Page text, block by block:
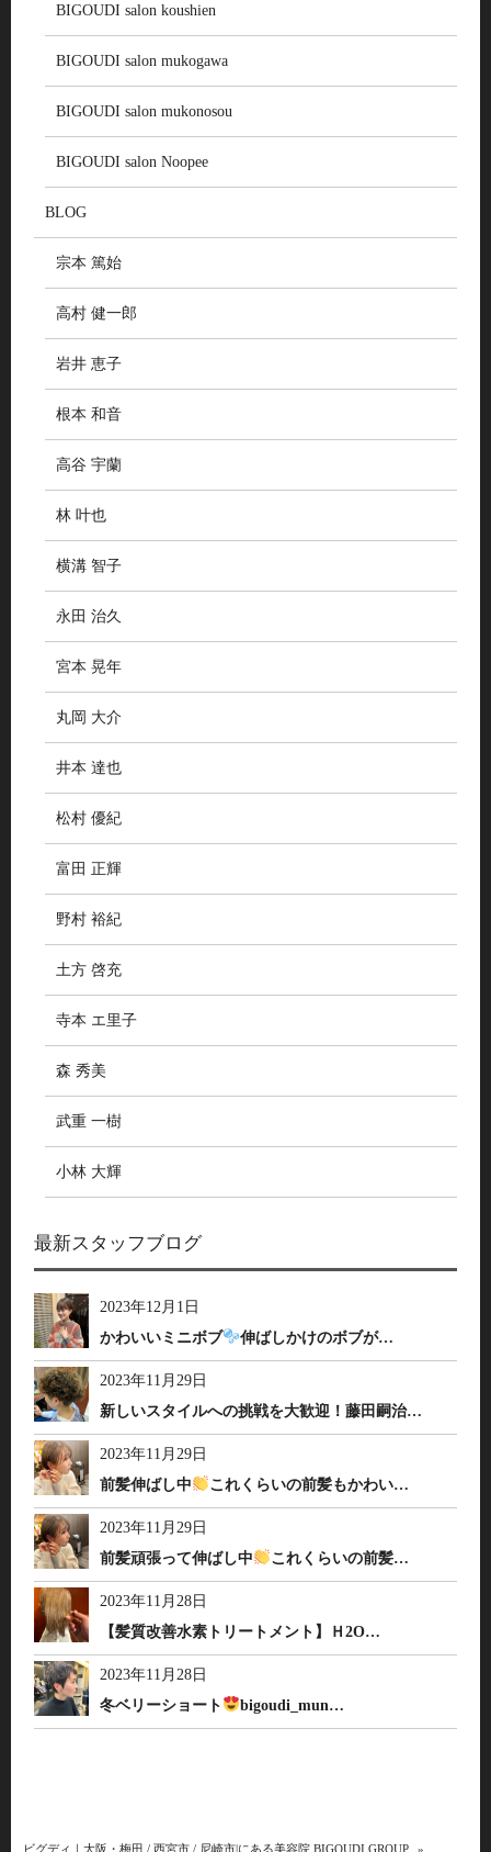
BIGOUDI salon koushien
BIGOUDI salon mukogawa
BIGOUDI salon mukonosou
BIGOUDI salon Noopee
BLOG
宗本 篤始
高村 健一郎
岩井 恵子
根本 和音
高谷 宇蘭
林 叶也
横溝 智子
永田 治久
宮本 晃年
丸岡 大介
井本 達也
松村 優紀
富田 正輝
野村 裕紀
土方 啓充
寺本 エ里子
森 秀美
武重 一樹
小林 大輝
最新スタッフブログ
2023年12月1日
かわいいミニボブ
伸ばしかけのボブが…
2023年11月29日
新しいスタイルへの挑戦を大歓迎！藤田嗣治…
2023年11月29日
前髪伸ばし中
これくらいの前髪もかわい…
2023年11月29日
前髪頑張って伸ばし中
これくらいの前髪…
2023年11月28日
【髪質改善水素トリートメント】Ｈ2O…
2023年11月28日
冬ベリーショート
bigoudi_mun…
ビグディ｜大阪・梅田 / 西宮市 / 尼崎市|にある美容院 BIGOUDI GROUP »